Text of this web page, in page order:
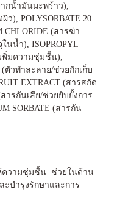
กน้ำมันมะพร้าว),
ว), POLYSORBATE 20
CHLORIDE (สารฆ่า
นน้ำ), ISOPROPYL
พิ่มความชุ่มชื้น),
(ตัวทำละลาย/ช่วยกักเก็บ
EXTRACT (สารสกัด
ารกันเสีย/ช่วยยับยั้งการ
SORBATE (สารกัน
ความชุ่มชื้น ช่วยในด้าน
ะบำรุงรักษาและการ